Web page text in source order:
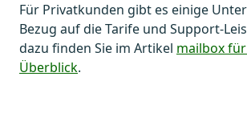
Für Privatkunden gibt es einige
Bezug auf die Tarife und Support-
dazu finden Sie im Artikel mailbox
Überblick.